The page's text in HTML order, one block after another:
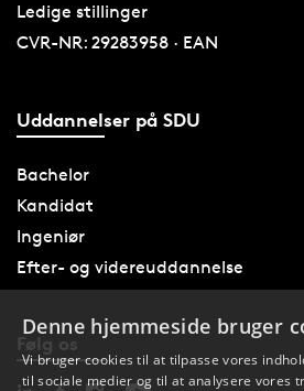
Ledige stillinger
CVR-NR: 29283958 · EAN
Uddannelser på SDU
Bachelor
Kandidat
Ingeniør
Efter- og videreuddannelse
Følg os
Denne hjemmeside bruger
Vi bruger cookies til at tilpasse vores
til sociale medier og til at analysere vores